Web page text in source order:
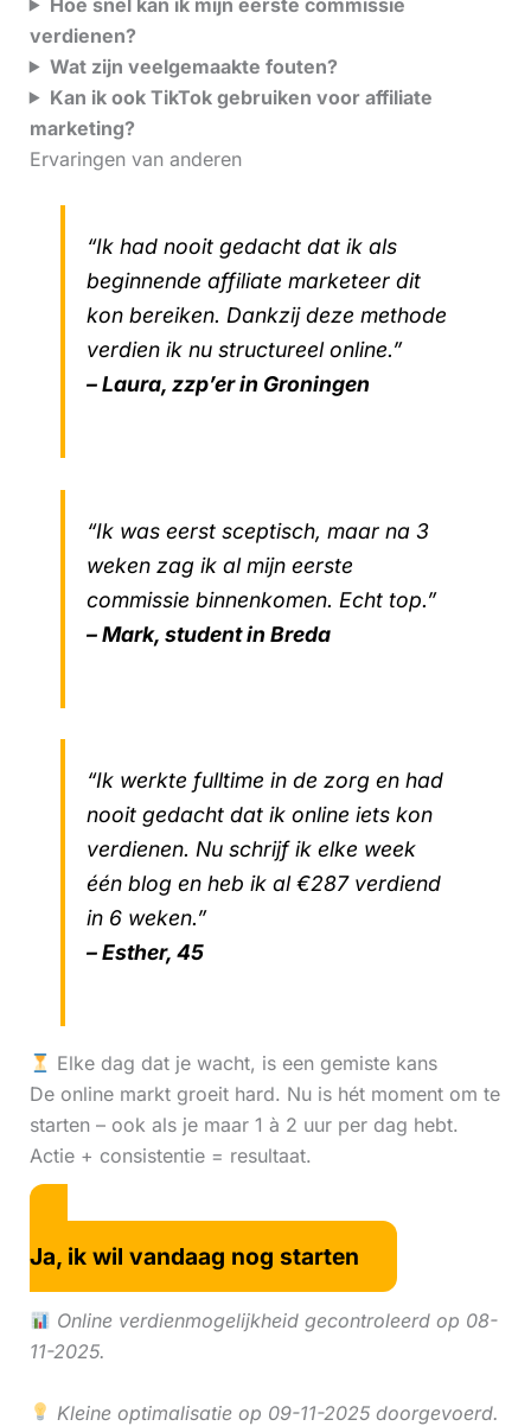
verdienen?
Wat zijn veelgemaakte fouten?
Kan ik ook TikTok gebruiken voor affiliate
marketing?
Ervaringen van anderen
“Ik had nooit gedacht dat ik als
beginnende affiliate marketeer dit
kon bereiken. Dankzij deze methode
verdien ik nu structureel online.”
– Laura, zzp’er in Groningen
“Ik was eerst sceptisch, maar na 3
weken zag ik al mijn eerste
commissie binnenkomen. Echt top.”
– Mark, student in Breda
“Ik werkte fulltime in de zorg en had
nooit gedacht dat ik online iets kon
verdienen. Nu schrijf ik elke week
één blog en heb ik al €287 verdiend
in 6 weken.”
– Esther, 45
Elke dag dat je wacht, is een gemiste kans
De online markt groeit hard. Nu is hét moment om te
starten – ook als je maar 1 à 2 uur per dag hebt.
Actie + consistentie = resultaat.
Ja, ik wil vandaag nog starten
Online verdienmogelijkheid gecontroleerd op 08-
11-2025.
Kleine optimalisatie op 09-11-2025 doorgevoerd.